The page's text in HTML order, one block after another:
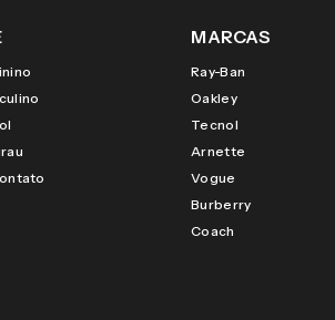
MARCAS
Ray-Ban
Oakley
Tecnol
Arnette
Vogue
Burberry
Coach